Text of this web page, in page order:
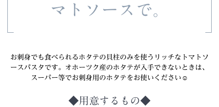
マトソースで。
お刺身でも食べられるホタテの貝柱のみを使うリッチなトマトソ
ースパスタです。オホーツク産のホタテが入手できないときは、
スーパー等でお刺身用のホタテをお使いください☺
◆用意するもの◆